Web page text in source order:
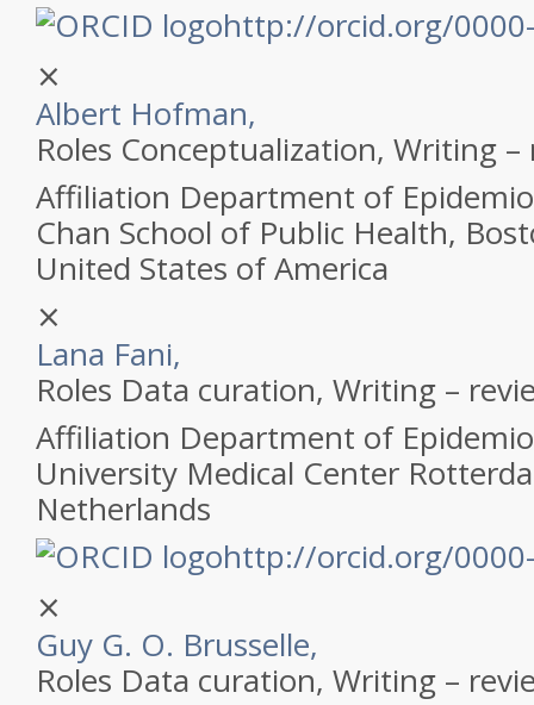
http://orcid.org/
⨯
Albert Hofman,
Roles Conceptualization, Writing
Affiliation Department of
Chan School of Public Health,
United States of America
⨯
Lana Fani,
Roles Data curation, Writing –
Affiliation Department of
University Medical Center
Netherlands
http://orcid.org/
⨯
Guy G. O. Brusselle,
Roles Data curation, Writing –